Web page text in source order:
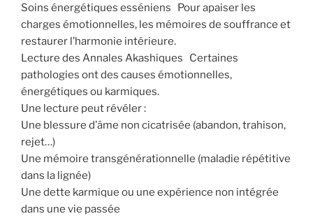
Soins énergétiques esséniens Pour apaiser les
charges émotionnelles, les mémoires de souffrance et
restaurer l’harmonie intérieure.
Lecture des Annales Akashiques Certaines
pathologies ont des causes émotionnelles,
énergétiques ou karmiques.
Une lecture peut révéler :
Une blessure d’âme non cicatrisée (abandon, trahison,
rejet…)
Une mémoire transgénérationnelle (maladie répétitive
dans la lignée)
Une dette karmique ou une expérience non intégrée
dans une vie passée